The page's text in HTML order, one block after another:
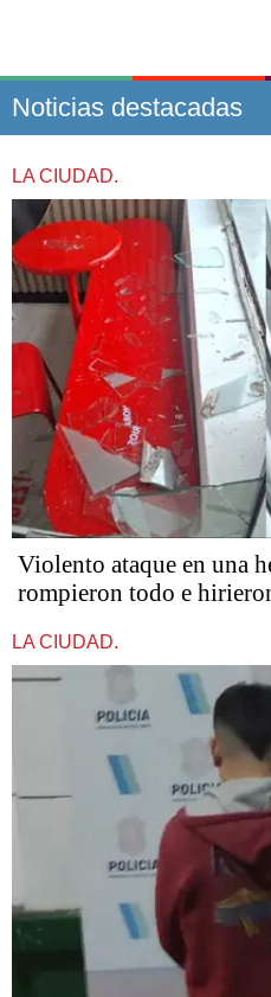
Noticias destacadas
LA CIUDAD.
Violento ataque en una
rompieron todo e
LA CIUDAD.